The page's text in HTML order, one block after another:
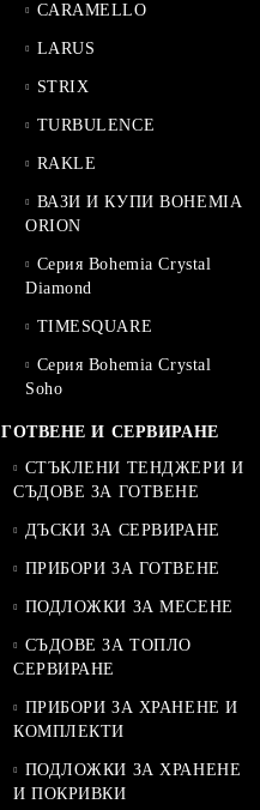
CARAMELLO
LARUS
STRIX
TURBULENCE
RAKLE
ВАЗИ И КУПИ BOHEMIA
ORION
Серия Bohemia Crystal
Diamond
TIMESQUARE
Серия Bohemia Crystal
Soho
ГОТВЕНЕ И СЕРВИРАНЕ
СТЪКЛЕНИ ТЕНДЖЕРИ И
СЪДОВЕ ЗА ГОТВЕНЕ
ДЪСКИ ЗА СЕРВИРАНЕ
ПРИБОРИ ЗА ГОТВЕНЕ
ПОДЛОЖКИ ЗА МЕСЕНЕ
СЪДОВЕ ЗА ТОПЛО
СЕРВИРАНЕ
ПРИБОРИ ЗА ХРАНЕНЕ И
КОМПЛЕКТИ
ПОДЛОЖКИ ЗА ХРАНЕНЕ
И ПОКРИВКИ